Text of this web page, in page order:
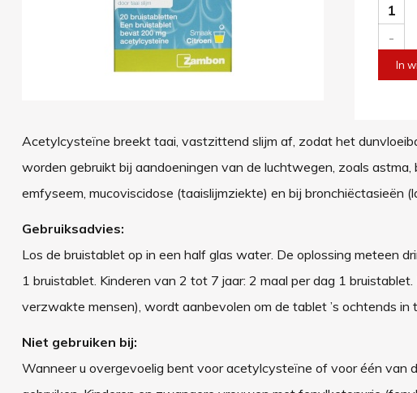
1
-
In
Acetylcysteïne breekt taai, vastzittend slijm af, zodat het
worden gebruikt bij aandoeningen van de luchtwegen, zoals
emfyseem, mucoviscidose (taaislijmziekte) en bij bronchiëctasieën
Gebruiksadvies:
Los de bruistablet op in een half glas water. De oplossing meteen
1 bruistablet. Kinderen van 2 tot 7 jaar: 2 maal per dag 1
verzwakte mensen), wordt aanbevolen om de tablet ’s ochtends in
Niet gebruiken bij:
Wanneer u overgevoelig bent voor acetylcysteïne of voor één van